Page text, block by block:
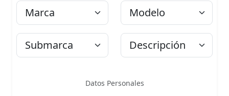
Marca Modelo
Submarca Descripción
Datos Personales